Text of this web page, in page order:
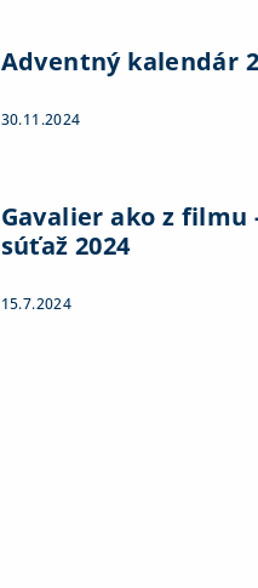
Adventný kalendár
30.11.2024
Gavalier ako z filmu
súťaž 2024
15.7.2024